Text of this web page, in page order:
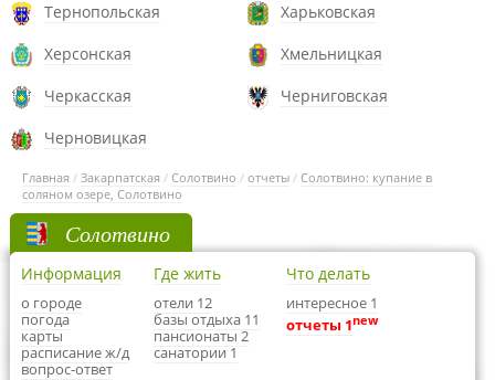
Тернопольская
Харьковская
Херсонская
Хмельницкая
Черкасская
Черниговская
Черновицкая
Главная / Закарпатская / Солотвино / отчеты / Солотвино: купание в
соляном озере, Солотвино
Солотвино
Информация
о городе
погода
карты
расписание ж/д
вопрос-ответ
Где жить
отели 12
базы отдыха 11
пансионаты 2
санатории 1
Что делать
интересное 1
отчеты 1new